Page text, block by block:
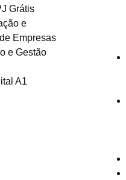
Grátis
e
Empresas
e Gestão
A1